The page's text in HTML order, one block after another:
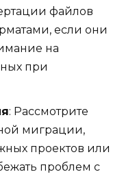
файлов
если они
на
при
: Рассмотрите
миграции,
проектов или
проблем с